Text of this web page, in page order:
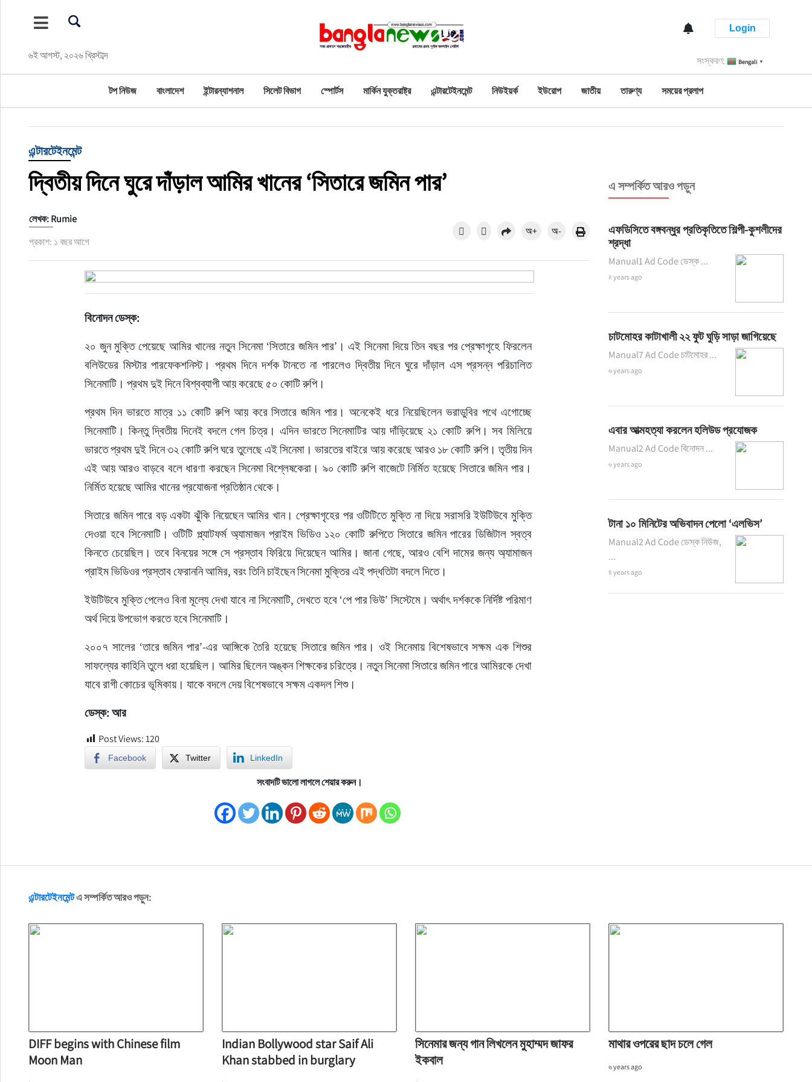
৬ই আগস্ট, ২০২৬ খ্রিস্টাব্দ
Login
সংস্করণ: Bengali ▼
স্পোর্টস
মার্কিন যুক্তরাষ্ট্র
নিউইয়র্ক
টপ নিউজ বাংলাদেশ ইন্টারন্যাশনাল সিলেট বিভাগ স্পোর্টস মার্কিন যুক্তরাষ্ট্র এন্টারটেইনমেন্ট নিউইয়র্ক ইউরোপ জাতীয় তারুণ্য সময়ের প্রলাপ
এন্টারটেইনমেন্ট
দ্বিতীয় দিনে ঘুরে দাঁড়াল আমির খানের ‘সিতারে জমিন পার’
লেখক: Rumie
প্রকাশ: ১ বছর আগে
অ+ অ-
বিনোদন ডেস্ক:
২০ জুন মুক্তি পেয়েছে আমির খানের নতুন সিনেমা ‘সিতারে জমিন পার’। এই সিনেমা দিয়ে তিন বছর পর প্রেক্ষাগৃহে ফিরলেন
বলিউডের মিস্টার পারফেকশনিস্ট। প্রথম দিনে দর্শক টানতে না পারলেও দ্বিতীয় দিনে ঘুরে দাঁড়াল এস প্রসন্ন পরিচালিত
সিনেমাটি। প্রথম দুই দিনে বিশ্বব্যাপী আয় করেছে ৫০ কোটি রুপি।
প্রথম দিন ভারতে মাত্র ১১ কোটি রুপি আয় করে সিতারে জমিন পার। অনেকেই ধরে নিয়েছিলেন ভরাডুবির পথে এগোচ্ছে
সিনেমাটি। কিন্তু দ্বিতীয় দিনেই বদলে গেল চিত্র। এদিন ভারতে সিনেমাটির আয় দাঁড়িয়েছে ২১ কোটি রুপি। সব মিলিয়ে
ভারতে প্রথম দুই দিনে ৩২ কোটি রুপি ঘরে তুলেছে এই সিনেমা। ভারতের বাইরে আয় করেছে আরও ১৮ কোটি রুপি। তৃতীয় দিন
এই আয় আরও বাড়বে বলে ধারণা করছেন সিনেমা বিশ্লেষকেরা। ৯০ কোটি রুপি বাজেটে নির্মিত হয়েছে সিতারে জমিন পার।
নির্মিত হয়েছে আমির খানের প্রযোজনা প্রতিষ্ঠান থেকে।
সিতারে জমিন পারে বড় একটা ঝুঁকি নিয়েছেন আমির খান। প্রেক্ষাগৃহের পর ওটিটিতে মুক্তি না দিয়ে সরাসরি ইউটিউবে মুক্তি
দেওয়া হবে সিনেমাটি। ওটিটি প্ল্যাটফর্ম অ্যামাজন প্রাইম ভিডিও ১২০ কোটি রুপিতে সিতারে জমিন পারের ডিজিটাল স্বত্ব
কিনতে চেয়েছিল। তবে বিনয়ের সঙ্গে সে প্রস্তাব ফিরিয়ে দিয়েছেন আমির। জানা গেছে, আরও বেশি দামের জন্য অ্যামাজন
প্রাইম ভিডিওর প্রস্তাব ফেরাননি আমির, বরং তিনি চাইছেন সিনেমা মুক্তির এই পদ্ধতিটা বদলে দিতে।
ইউটিউবে মুক্তি পেলেও বিনা মূল্যে দেখা যাবে না সিনেমাটি, দেখতে হবে ‘পে পার ভিউ’ সিস্টেমে। অর্থাৎ দর্শককে নির্দিষ্ট পরিমাণ
অর্থ দিয়ে উপভোগ করতে হবে সিনেমাটি।
২০০৭ সালের ‘তারে জমিন পার’-এর আঙ্গিকে তৈরি হয়েছে সিতারে জমিন পার। ওই সিনেমায় বিশেষভাবে সক্ষম এক শিশুর
সাফল্যের কাহিনি তুলে ধরা হয়েছিল। আমির ছিলেন অঙ্কন শিক্ষকের চরিত্রে। নতুন সিনেমা সিতারে জমিন পারে আমিরকে দেখা
যাবে রাগী কোচের ভূমিকায়। যাকে বদলে দেয় বিশেষভাবে সক্ষম একদল শিশু।
ডেস্ক: আর
Post Views:120
Facebook Twitter LinkedIn
সংবাদটি ভালো লাগলে শেয়ার করুন।
এ সম্পর্কিত আরও পড়ুন
এফডিসিতে বঙ্গবন্ধুর প্রতিকৃতিতে শিল্পী-কুশলীদের
শ্রদ্ধা
Manual1 Ad Code ডেস্ক ...
৪ years ago
চাটমোহর কাটাখালী ২২ ফুট ঘুড়ি সাড়া জাগিয়েছে
Manual7 Ad Code চাটমোহর ...
৬ years ago
এবার আত্মহত্যা করলেন হলিউড প্রযোজক
Manual2 Ad Code বিনোদন ...
৬ years ago
টানা ১০ মিনিটের অভিবাদন পেলো ‘এলভিস’
Manual2 Ad Code ডেস্ক নিউজ,
...
৪ years ago
এন্টারটেইনমেন্টএ সম্পর্কিত আরও পড়ুন:
DIFF begins with Chinese film
Moon Man
Indian Bollywood star Saif Ali
Khan stabbed in burglary
সিনেমার জন্য গান লিখলেন মুহাম্মদ জাফর
ইকবাল
মাথার ওপরের ছাদ চলে গেল
৬ years ago